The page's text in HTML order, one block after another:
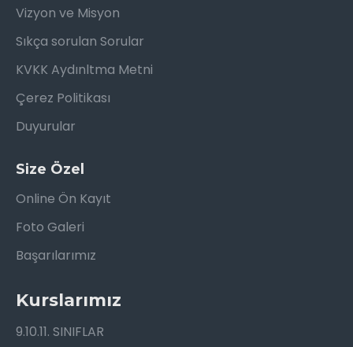
Vizyon ve Misyon
Sıkça sorulan Sorular
KVKK Aydınltma Metni
Çerez Politikası
Duyurular
Size Özel
Online Ön Kayıt
Foto Galeri
Başarılarımız
Kurslarımız
9.10.11. SINIFLAR